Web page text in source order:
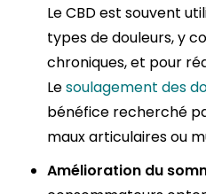
Le CBD est souvent
types de douleurs, y
chroniques, et pour
Lesoulagement des
bénéfice recherché
maux articulaires ou
Amélioration du